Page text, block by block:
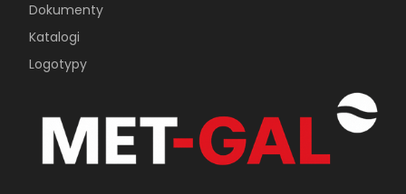
Dokumenty
Katalogi
Logotypy